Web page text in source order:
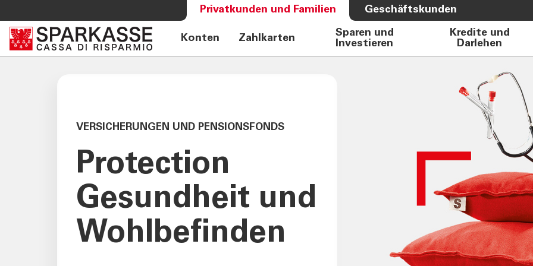
Privatkunden und Familien Geschäftskunden
Konten Zahlkarten
Sparen und
Investieren
Kredite und
Darlehen
Online Banking Privatkunden
Mobile Payments
Altersvorsorge
360°-Beratung
Jugend - Spark
Academy
Governance
Investor Relations
Internal Dealing
Nachhaltigkeit
VERSICHERUNGEN UND PENSIONSFONDS
Protection
Gesundheit und
Wohlbefinden